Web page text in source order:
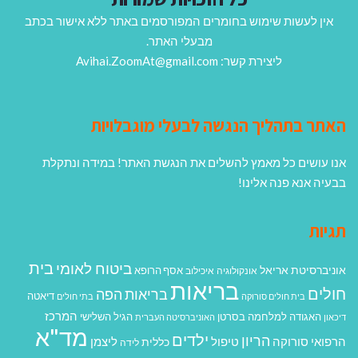
אין לעשות שימוש בחומרים המפורסמים באתר ללא אישור בכתב
מבעלי האתר.
ליצירת קשר: Avihai.ZoomAt@gmail.com
האתר בתהליך הנגשה לבעלי מוגבלויות
אנו עושים כל מאמץ להשלים את הנגשת האתר! במידה ונתקלת
בבעיה אנא פנה אלינו!
תגיות
אוניברסיטת אריאל אונקולוגיה איכילוב אסף הרופא ביטוח לאומיבית
חולים בית חולים סורוקה בריאותבריאות הפה בתי חולים דיאטה
דיכאון האגודה למלחמה בסרטן האוניברסיטה העברית הגיל השלישי המרכז
הרפואי סורוקה הריון טיפול ילדים כללית לידה ליצמן מד"א